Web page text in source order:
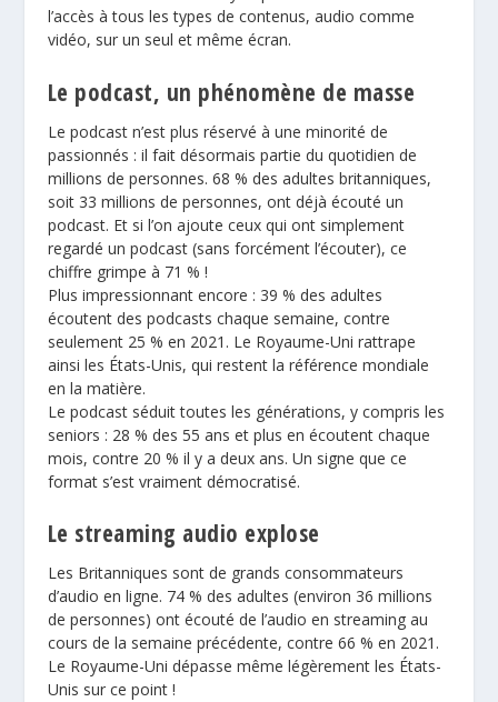
l’accès à tous les types de contenus, audio comme
vidéo, sur un seul et même écran.
Le podcast, un phénomène de masse
Le podcast n’est plus réservé à une minorité de
passionnés : il fait désormais partie du quotidien de
millions de personnes. 68 % des adultes britanniques,
soit 33 millions de personnes, ont déjà écouté un
podcast. Et si l’on ajoute ceux qui ont simplement
regardé un podcast (sans forcément l’écouter), ce
chiffre grimpe à 71 % !
Plus impressionnant encore : 39 % des adultes
écoutent des podcasts chaque semaine, contre
seulement 25 % en 2021. Le Royaume-Uni rattrape
ainsi les États-Unis, qui restent la référence mondiale
en la matière.
Le podcast séduit toutes les générations, y compris les
seniors : 28 % des 55 ans et plus en écoutent chaque
mois, contre 20 % il y a deux ans. Un signe que ce
format s’est vraiment démocratisé.
Le streaming audio explose
Les Britanniques sont de grands consommateurs
d’audio en ligne. 74 % des adultes (environ 36 millions
de personnes) ont écouté de l’audio en streaming au
cours de la semaine précédente, contre 66 % en 2021.
Le Royaume-Uni dépasse même légèrement les États-
Unis sur ce point !